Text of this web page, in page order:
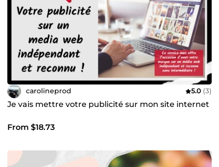
carolineprod 5.0 (3)
Je vais mettre votre publicité sur mon site internet
From $18.73